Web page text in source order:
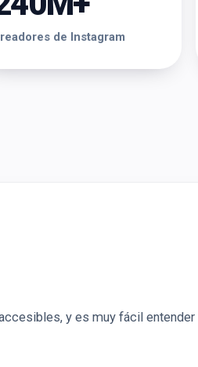
de Instagram
y es muy fácil